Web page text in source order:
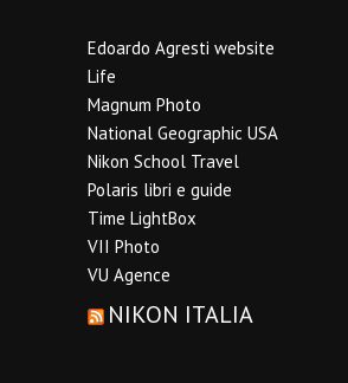
Edoardo Agresti website
Life
Magnum Photo
National Geographic USA
Nikon School Travel
Polaris libri e guide
Time LightBox
VII Photo
VU Agence
NIKON ITALIA